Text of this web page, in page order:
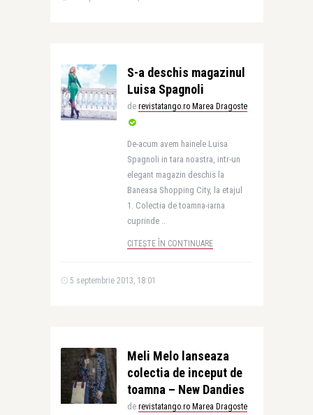
S-a deschis magazinul
Luisa Spagnoli
de revistatango.ro Marea Dragoste
De-acum avem hainele Luisa
Spagnoli in tara noastra, intr-un
elegant magazin deschis la
Baneasa Shopping City, la etajul
1. Colectia de toamna-iarna
cuprinde ..
CITEȘTE ÎN CONTINUARE
5 septembrie 2013, 18:01
Meli Melo lanseaza
colectia de inceput de
toamna – New Dandies
de revistatango.ro Marea Dragoste